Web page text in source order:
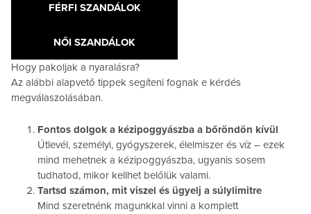
FÉRFI SZANDÁLOK
NŐI SZANDÁLOK
Hogy pakoljak a nyaralásra?
Az alábbi alapvető tippek segíteni fognak e kérdés
megválaszolásában.
Fontos dolgok a kézipoggyászba a bőröndön kívül
Útlevél, személyi, gyógyszerek, élelmiszer és víz – ezek
mind mehetnek a kézipoggyászba, ugyanis sosem
tudhatod, mikor kellhet belőlük valami.
Tartsd számon, mit viszel és ügyelj a súlylimitre
Mind szeretnénk magunkkal vinni a komplett